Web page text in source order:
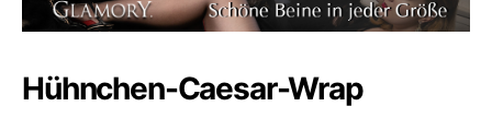
Hühnchen-Caesar-Wrap